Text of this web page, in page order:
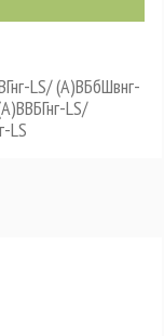
LS/ (А)ВБбШвнг-
LS/
LS